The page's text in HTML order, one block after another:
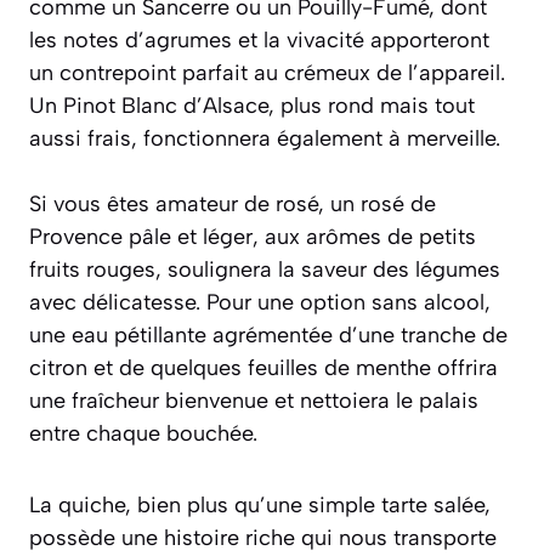
comme un Sancerre ou un Pouilly-Fumé, dont
les notes d’agrumes et la vivacité apporteront
un contrepoint parfait au crémeux de l’appareil.
Un Pinot Blanc d’Alsace, plus rond mais tout
aussi frais, fonctionnera également à merveille.
Si vous êtes amateur de rosé, un rosé de
Provence pâle et léger, aux arômes de petits
fruits rouges, soulignera la saveur des légumes
avec délicatesse. Pour une option sans alcool,
une eau pétillante agrémentée d’une tranche de
citron et de quelques feuilles de menthe offrira
une fraîcheur bienvenue et nettoiera le palais
entre chaque bouchée.
La quiche, bien plus qu’une simple tarte salée,
possède une histoire riche qui nous transporte